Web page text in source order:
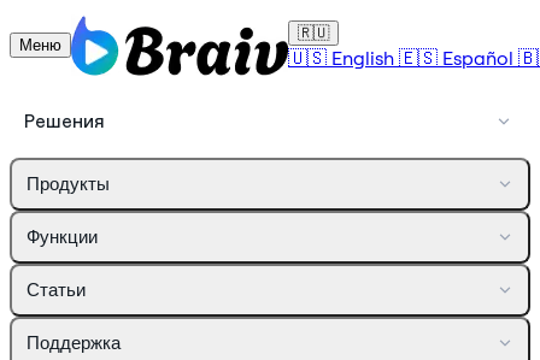
Меню
🇷🇺
🇺🇸 English 🇪🇸 Español
Решения
Продукты
Функции
Статьи
Поддержка